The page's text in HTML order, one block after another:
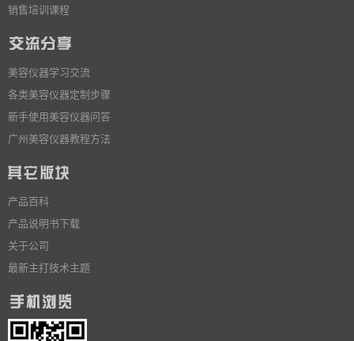
销售培训课程
美容仪器学习交流
各类美容仪器定制步骤
新手使用美容仪器问答
广州美容仪器教程方法
产品百科
产品说明书下载
关于公司
最新主打技术主题